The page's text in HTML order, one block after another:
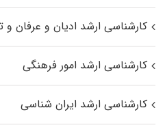
کارشناسی ارشد ادیان و عرفان
کارشناسی ارشد امور فرهنگی
کارشناسی ارشد ایران شناسی